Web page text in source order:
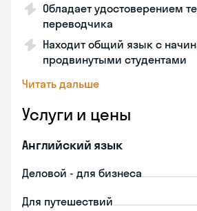
Обладает удостоверением
переводчика
Находит общий язык с
продвинутыми студентами
Читать дальше
Услуги и цены
Английский язык
Деловой - для бизнеса
Для путешествий